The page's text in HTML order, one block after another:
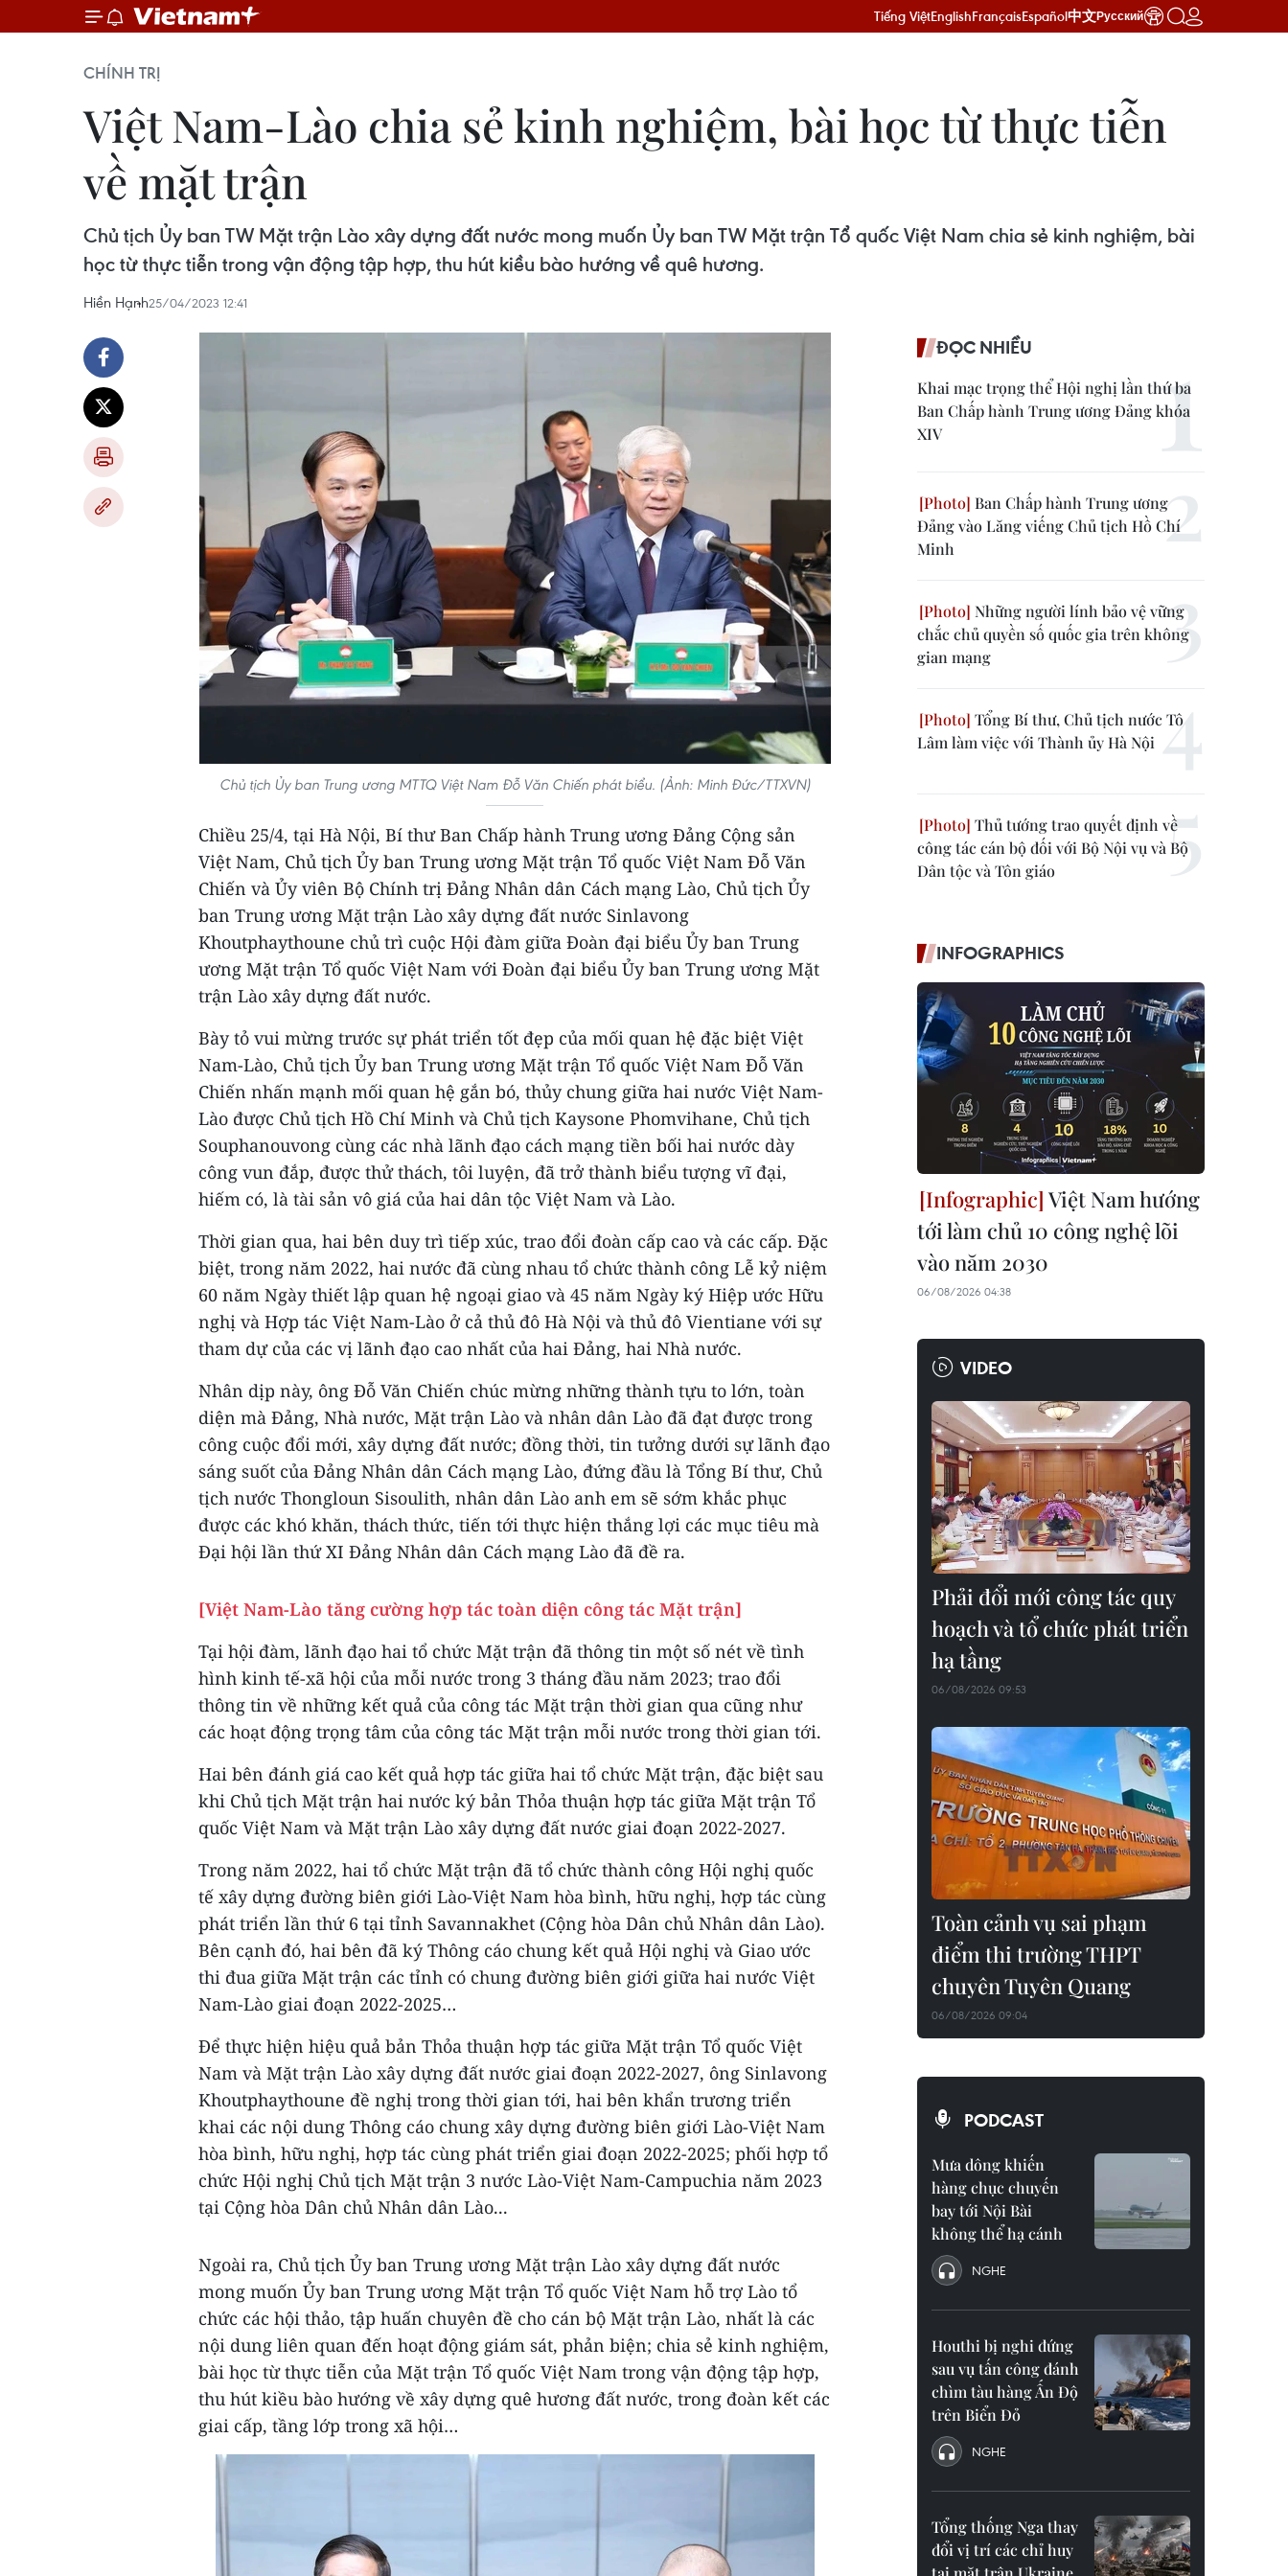
Tiếng ViệtEnglishFrançaisEspañol中文Русский
CHÍNH TRỊ
Việt Nam-Lào chia sẻ kinh nghiệm, bài học từ thực tiễn
về mặt trận
Chủ tịch Ủy ban TW Mặt trận Lào xây dựng đất nước mong muốn Ủy ban TW Mặt trận Tổ quốc Việt Nam chia sẻ kinh nghiệm, bài
học từ thực tiễn trong vận động tập hợp, thu hút kiều bào hướng về quê hương.
Hiền Hạnh25/04/2023 12:41
Chủ tịch Ủy ban Trung ương MTTQ Việt Nam Đỗ Văn Chiến phát biểu. (Ảnh: Minh Đức/TTXVN)
Chiều 25/4, tại Hà Nội, Bí thư Ban Chấp hành Trung ương Đảng Cộng sản
Việt Nam, Chủ tịch Ủy ban Trung ương Mặt trận Tổ quốc Việt Nam Đỗ Văn
Chiến và Ủy viên Bộ Chính trị Đảng Nhân dân Cách mạng Lào, Chủ tịch Ủy
ban Trung ương Mặt trận Lào xây dựng đất nước Sinlavong
Khoutphaythoune chủ trì cuộc Hội đàm giữa Đoàn đại biểu Ủy ban Trung
ương Mặt trận Tổ quốc Việt Nam với Đoàn đại biểu Ủy ban Trung ương Mặt
trận Lào xây dựng đất nước.
Bày tỏ vui mừng trước sự phát triển tốt đẹp của mối quan hệ đặc biệt Việt
Nam-Lào, Chủ tịch Ủy ban Trung ương Mặt trận Tổ quốc Việt Nam Đỗ Văn
Chiến nhấn mạnh mối quan hệ gắn bó, thủy chung giữa hai nước Việt Nam-
Lào được Chủ tịch Hồ Chí Minh và Chủ tịch Kaysone Phomvihane, Chủ tịch
Souphanouvong cùng các nhà lãnh đạo cách mạng tiền bối hai nước dày
công vun đắp, được thử thách, tôi luyện, đã trở thành biểu tượng vĩ đại,
hiếm có, là tài sản vô giá của hai dân tộc Việt Nam và Lào.
Thời gian qua, hai bên duy trì tiếp xúc, trao đổi đoàn cấp cao và các cấp. Đặc
biệt, trong năm 2022, hai nước đã cùng nhau tổ chức thành công Lễ kỷ niệm
60 năm Ngày thiết lập quan hệ ngoại giao và 45 năm Ngày ký Hiệp ước Hữu
nghị và Hợp tác Việt Nam-Lào ở cả thủ đô Hà Nội và thủ đô Vientiane với sự
tham dự của các vị lãnh đạo cao nhất của hai Đảng, hai Nhà nước.
Nhân dịp này, ông Đỗ Văn Chiến chúc mừng những thành tựu to lớn, toàn
diện mà Đảng, Nhà nước, Mặt trận Lào và nhân dân Lào đã đạt được trong
công cuộc đổi mới, xây dựng đất nước; đồng thời, tin tưởng dưới sự lãnh đạo
sáng suốt của Đảng Nhân dân Cách mạng Lào, đứng đầu là Tổng Bí thư, Chủ
tịch nước Thongloun Sisoulith, nhân dân Lào anh em sẽ sớm khắc phục
được các khó khăn, thách thức, tiến tới thực hiện thắng lợi các mục tiêu mà
Đại hội lần thứ XI Đảng Nhân dân Cách mạng Lào đã đề ra.
[Việt Nam-Lào tăng cường hợp tác toàn diện công tác Mặt trận]
Tại hội đàm, lãnh đạo hai tổ chức Mặt trận đã thông tin một số nét về tình
hình kinh tế-xã hội của mỗi nước trong 3 tháng đầu năm 2023; trao đổi
thông tin về những kết quả của công tác Mặt trận thời gian qua cũng như
các hoạt động trọng tâm của công tác Mặt trận mỗi nước trong thời gian tới.
Hai bên đánh giá cao kết quả hợp tác giữa hai tổ chức Mặt trận, đặc biệt sau
khi Chủ tịch Mặt trận hai nước ký bản Thỏa thuận hợp tác giữa Mặt trận Tổ
quốc Việt Nam và Mặt trận Lào xây dựng đất nước giai đoạn 2022-2027.
Trong năm 2022, hai tổ chức Mặt trận đã tổ chức thành công Hội nghị quốc
tế xây dựng đường biên giới Lào-Việt Nam hòa bình, hữu nghị, hợp tác cùng
phát triển lần thứ 6 tại tỉnh Savannakhet (Cộng hòa Dân chủ Nhân dân Lào).
Bên cạnh đó, hai bên đã ký Thông cáo chung kết quả Hội nghị và Giao ước
thi đua giữa Mặt trận các tỉnh có chung đường biên giới giữa hai nước Việt
Nam-Lào giai đoạn 2022-2025…
Để thực hiện hiệu quả bản Thỏa thuận hợp tác giữa Mặt trận Tổ quốc Việt
Nam và Mặt trận Lào xây dựng đất nước giai đoạn 2022-2027, ông Sinlavong
Khoutphaythoune đề nghị trong thời gian tới, hai bên khẩn trương triển
khai các nội dung Thông cáo chung xây dựng đường biên giới Lào-Việt Nam
hòa bình, hữu nghị, hợp tác cùng phát triển giai đoạn 2022-2025; phối hợp tổ
chức Hội nghị Chủ tịch Mặt trận 3 nước Lào-Việt Nam-Campuchia năm 2023
tại Cộng hòa Dân chủ Nhân dân Lào...
Ngoài ra, Chủ tịch Ủy ban Trung ương Mặt trận Lào xây dựng đất nước
mong muốn Ủy ban Trung ương Mặt trận Tổ quốc Việt Nam hỗ trợ Lào tổ
chức các hội thảo, tập huấn chuyên đề cho cán bộ Mặt trận Lào, nhất là các
nội dung liên quan đến hoạt động giám sát, phản biện; chia sẻ kinh nghiệm,
bài học từ thực tiễn của Mặt trận Tổ quốc Việt Nam trong vận động tập hợp,
thu hút kiều bào hướng về xây dựng quê hương đất nước, trong đoàn kết các
giai cấp, tầng lớp trong xã hội…
ĐỌC NHIỀU
Khai mạc trọng thể Hội nghị lần thứ ba
Ban Chấp hành Trung ương Đảng khóa
XIV
Ban Chấp hành Trung ương
Đảng vào Lăng viếng Chủ tịch Hồ Chí
Minh
Những người lính bảo vệ vững
chắc chủ quyền số quốc gia trên không
gian mạng
Tổng Bí thư, Chủ tịch nước Tô
Lâm làm việc với Thành ủy Hà Nội
Thủ tướng trao quyết định về
công tác cán bộ đối với Bộ Nội vụ và Bộ
Dân tộc và Tôn giáo
INFOGRAPHICS
Việt Nam hướng
tới làm chủ 10 công nghệ lõi
vào năm 2030
06/08/2026 04:38
VIDEO
Phải đổi mới công tác quy
hoạch và tổ chức phát triển
hạ tầng
06/08/2026 09:53
Toàn cảnh vụ sai phạm
điểm thi trường THPT
chuyên Tuyên Quang
06/08/2026 09:04
PODCAST
Mưa dông khiến
hàng chục chuyến
bay tới Nội Bài
không thể hạ cánh
NGHE
Houthi bị nghi đứng
sau vụ tấn công đánh
chìm tàu hàng Ấn Độ
trên Biển Đỏ
NGHE
Tổng thống Nga thay
đổi vị trí các chỉ huy